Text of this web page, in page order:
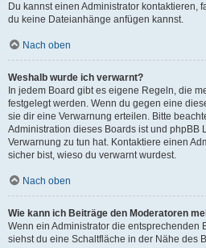
Du kannst einen Administrator kontaktieren,
du keine Dateianhänge anfügen kannst.
Nach oben
Weshalb wurde ich verwarnt?
In jedem Board gibt es eigene Regeln, die
festgelegt werden. Wenn du gegen eine
sie dir eine Verwarnung erteilen. Bitte
Administration dieses Boards ist und phpBB
Verwarnung zu tun hat. Kontaktiere einen
sicher bist, wieso du verwarnt wurdest.
Nach oben
Wie kann ich Beiträge den Moderatoren
Wenn ein Administrator die entsprechenden
siehst du eine Schaltfläche in der Nähe des